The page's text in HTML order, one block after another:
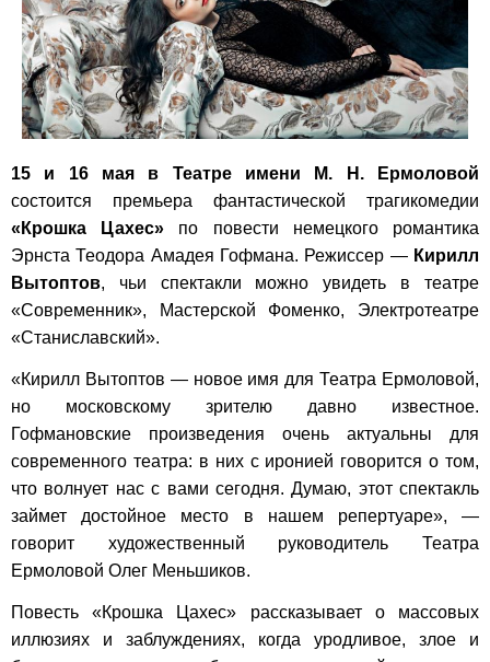
15 и 16 мая в Театре имени М. Н. Ермоловой
состоится премьера фантастической трагикомедии
«Крошка Цахес» по повести немецкого романтика
Эрнста Теодора Амадея Гофмана. Режиссер — Кирилл
Вытоптов, чьи спектакли можно увидеть в театре
«Современник», Мастерской Фоменко, Электротеатре
«Станиславский».
«Кирилл Вытоптов — новое имя для Театра Ермоловой,
но московскому зрителю давно известное.
Гофмановские произведения очень актуальны для
современного театра: в них с иронией говорится о том,
что волнует нас с вами сегодня. Думаю, этот спектакль
займет достойное место в нашем репертуаре», —
говорит художественный руководитель Театра
Ермоловой Олег Меньшиков.
Повесть «Крошка Цахес» рассказывает о массовых
иллюзиях и заблуждениях, когда уродливое, злое и